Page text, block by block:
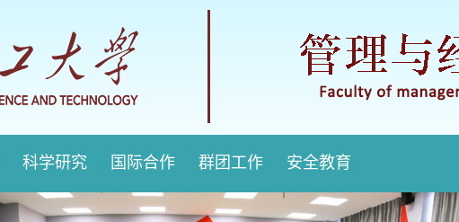
科学研究 国际合作 群团工作 安全教育